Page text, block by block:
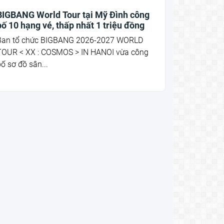
World Tour tại Mỹ Đình công
10 hạng vé, thấp nhất 1 triệu đồng
tổ chức BIGBANG 2026-2027 WORLD
< XX : COSMOS > IN HANOI vừa công
sơ đồ sân...